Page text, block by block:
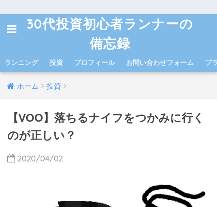
30代投資初心者ランナーの
備忘録
ランニング 投資 プロフィール お問い合わせフォーム プ
ホーム 投資
【VOO】落ちるナイフをつかみに行く
のが正しい？
2020/04/02